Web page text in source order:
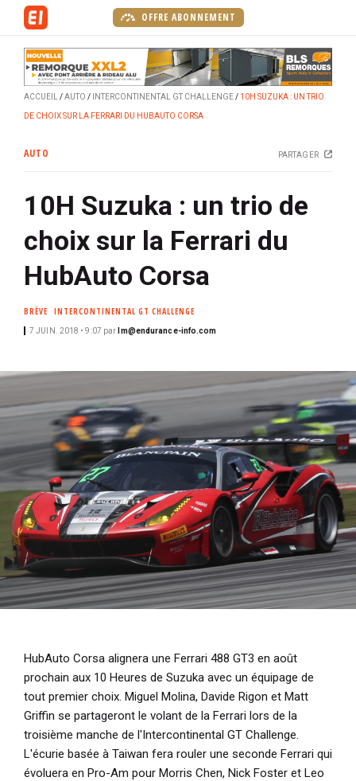
i
a
OFFRE ABONNEMENT
ACCUEIL AUTO INTERCONTINENTAL GT CHALLENGE 10H SUZUKA : UN TRIO
DE CHOIX SUR LA FERRARI DU HUBAUTO CORSA
AUTO PARTAGER
10H Suzuka : un trio de
choix sur la Ferrari du
HubAuto Corsa
BRÈVE INTERCONTINENTAL GT CHALLENGE
7 JUIN. 2018 • 9:07 par lm@endurance-info.com
HubAuto Corsa alignera une Ferrari 488 GT3 en août
prochain aux 10 Heures de Suzuka avec un équipage de
tout premier choix. Miguel Molina, Davide Rigon et Matt
Griffin se partageront le volant de la Ferrari lors de la
troisième manche de l'Intercontinental GT Challenge.
L'écurie basée à Taiwan fera rouler une seconde Ferrari qui
évoluera en Pro-Am pour Morris Chen, Nick Foster et Leo